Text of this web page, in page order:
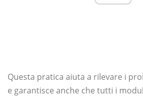
Questa pratica aiuta a rilevare i
e garantisce anche che tutti i